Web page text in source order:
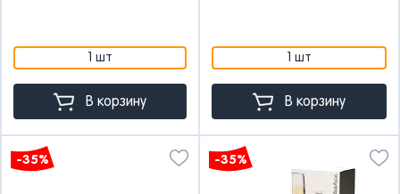
1 шт
В корзину
1 шт
В корзину
-35% -35%